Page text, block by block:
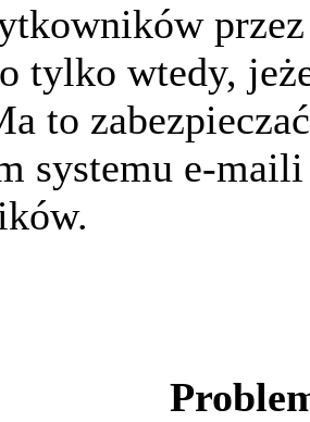
tylko wtedy,
to
systemu e-